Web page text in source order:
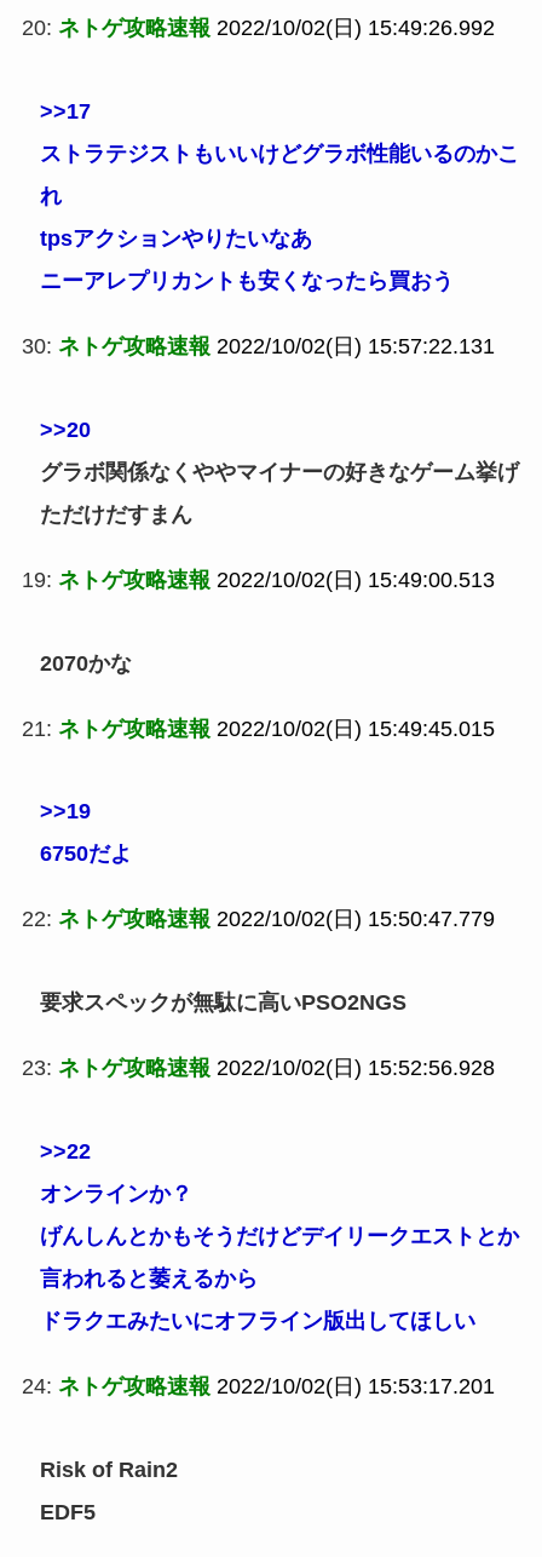
20: ネトゲ攻略速報 2022/10/02(日) 15:49:26.992
>>17
ストラテジストもいいけどグラボ性能いるのかこ
れ
tpsアクションやりたいなあ
ニーアレプリカントも安くなったら買おう
30: ネトゲ攻略速報 2022/10/02(日) 15:57:22.131
>>20
グラボ関係なくややマイナーの好きなゲーム挙げ
ただけだすまん
19: ネトゲ攻略速報 2022/10/02(日) 15:49:00.513
2070かな
21: ネトゲ攻略速報 2022/10/02(日) 15:49:45.015
>>19
6750だよ
22: ネトゲ攻略速報 2022/10/02(日) 15:50:47.779
要求スペックが無駄に高いPSO2NGS
23: ネトゲ攻略速報 2022/10/02(日) 15:52:56.928
>>22
オンラインか？
げんしんとかもそうだけどデイリークエストとか
言われると萎えるから
ドラクエみたいにオフライン版出してほしい
24: ネトゲ攻略速報 2022/10/02(日) 15:53:17.201
Risk of Rain2
EDF5